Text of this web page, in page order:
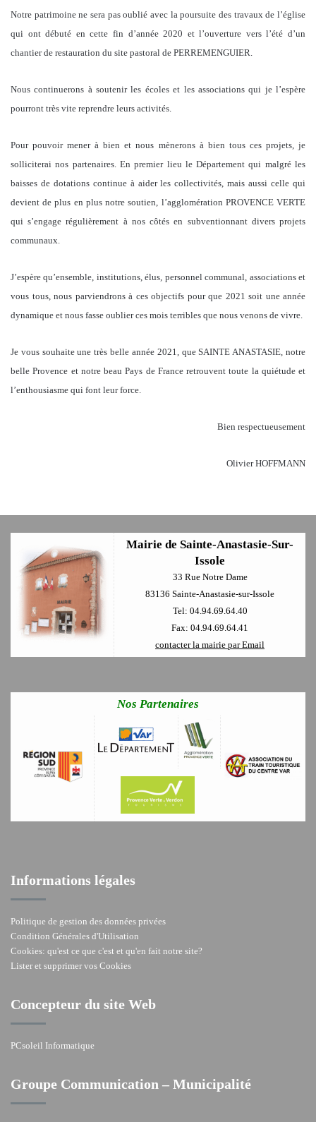
Notre patrimoine ne sera pas oublié avec la poursuite des travaux de l’église
qui ont débuté en cette fin d’année 2020 et l’ouverture vers l’été d’un
chantier de restauration du site pastoral de PERREMENGUIER.
Nous continuerons à soutenir les écoles et les associations qui je l’espère
pourront très vite reprendre leurs activités.
Pour pouvoir mener à bien et nous mènerons à bien tous ces projets, je
solliciterai nos partenaires. En premier lieu le Département qui malgré les
baisses de dotations continue à aider les collectivités, mais aussi celle qui
devient de plus en plus notre soutien, l’agglomération PROVENCE VERTE
qui s’engage régulièrement à nos côtés en subventionnant divers projets
communaux.
J’espère qu’ensemble, institutions, élus, personnel communal, associations et
vous tous, nous parviendrons à ces objectifs pour que 2021 soit une année
dynamique et nous fasse oublier ces mois terribles que nous venons de vivre.
Je vous souhaite une très belle année 2021, que SAINTE ANASTASIE, notre
belle Provence et notre beau Pays de France retrouvent toute la quiétude et
l’enthousiasme qui font leur force.
Bien respectueusement
Olivier HOFFMANN
Mairie de Sainte-Anastasie-Sur-
Issole
33 Rue Notre Dame
83136 Sainte-Anastasie-sur-Issole
Tel: 04.94.69.64.40
Fax: 04.94.69.64.41
contacter la mairie par Email
Nos Partenaires
Informations légales
Politique de gestion des données privées
Condition Générales d'Utilisation
Cookies: qu'est ce que c'est et qu'en fait notre site?
Lister et supprimer vos Cookies
Concepteur du site Web
PCsoleil Informatique
Groupe Communication – Municipalité